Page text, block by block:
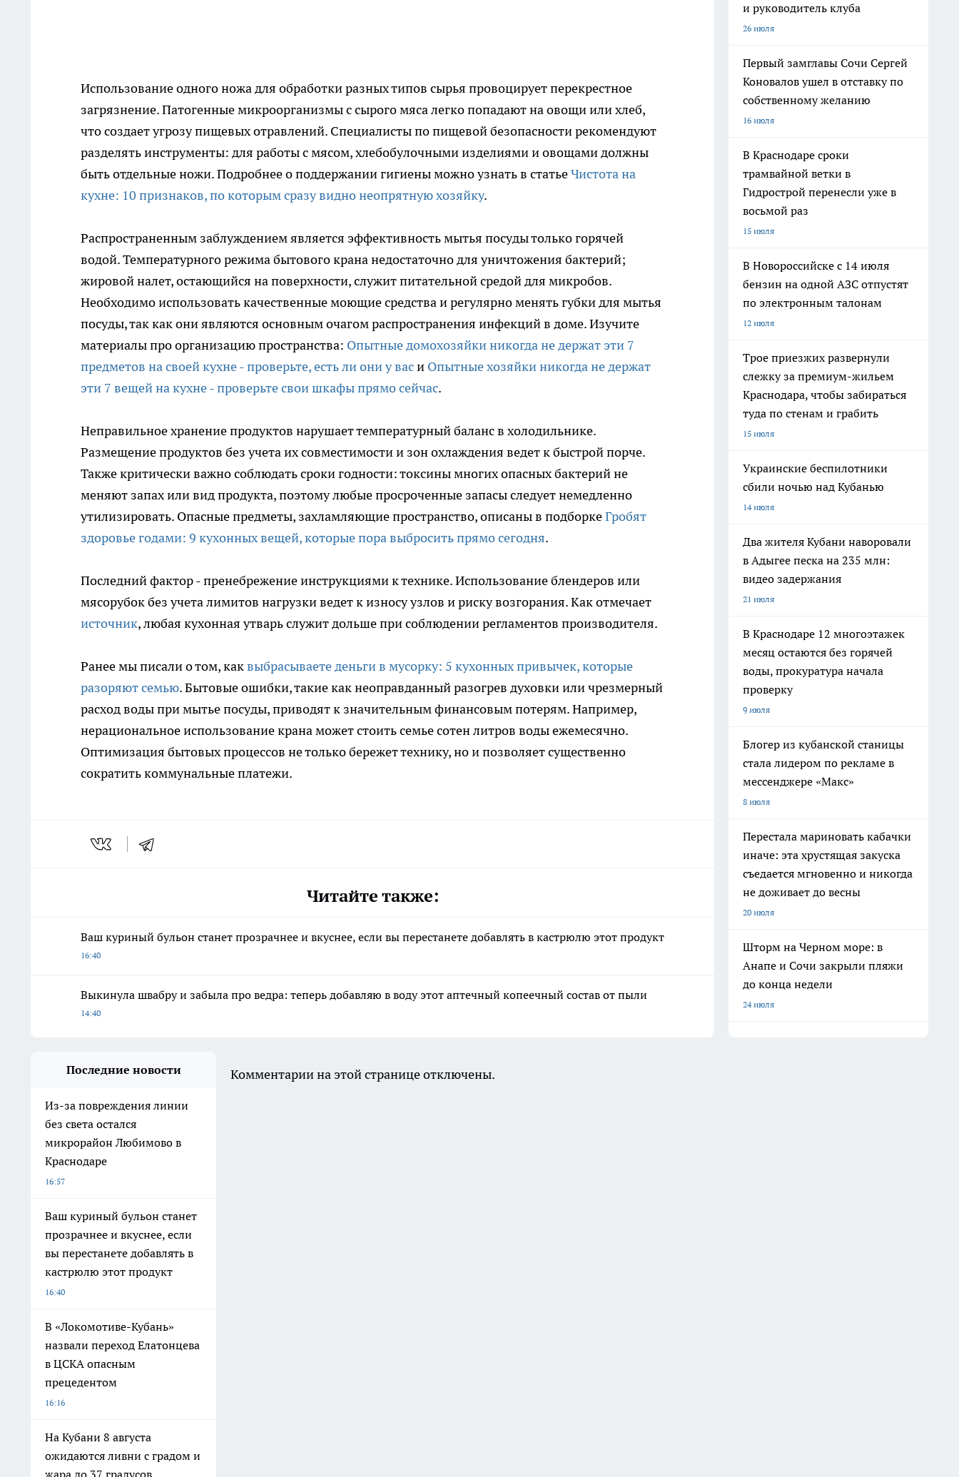
Использование одного ножа для обработки разных типов сырья провоцирует перекрестное
загрязнение. Патогенные микроорганизмы с сырого мяса легко попадают на овощи или хлеб,
что создает угрозу пищевых отравлений. Специалисты по пищевой безопасности рекомендуют
разделять инструменты: для работы с мясом, хлебобулочными изделиями и овощами должны
быть отдельные ножи. Подробнее о поддержании гигиены можно узнать в статьеЧистота на
кухне: 10 признаков, по которым сразу видно неопрятную хозяйку.
Распространенным заблуждением является эффективность мытья посуды только горячей
водой. Температурного режима бытового крана недостаточно для уничтожения бактерий;
жировой налет, остающийся на поверхности, служит питательной средой для микробов.
Необходимо использовать качественные моющие средства и регулярно менять губки для мытья
посуды, так как они являются основным очагом распространения инфекций в доме. Изучите
материалы про организацию пространства: Опытные домохозяйки никогда не держат эти 7
предметов на своей кухне - проверьте, есть ли они у васи Опытные хозяйки никогда не держат
эти 7 вещей на кухне - проверьте свои шкафы прямо сейчас.
Неправильное хранение продуктов нарушает температурный баланс в холодильнике.
Размещение продуктов без учета их совместимости и зон охлаждения ведет к быстрой порче.
Также критически важно соблюдать сроки годности: токсины многих опасных бактерий не
меняют запах или вид продукта, поэтому любые просроченные запасы следует немедленно
утилизировать. Опасные предметы, захламляющие пространство, описаны в подборкеГробят
здоровье годами: 9 кухонных вещей, которые пора выбросить прямо сегодня.
Последний фактор - пренебрежение инструкциями к технике. Использование блендеров или
мясорубок без учета лимитов нагрузки ведет к износу узлов и риску возгорания. Как отмечает
источник, любая кухонная утварь служит дольше при соблюдении регламентов производителя.
Ранее мы писали о том, каквыбрасываете деньги в мусорку: 5 кухонных привычек, которые
разоряют семью. Бытовые ошибки, такие как неоправданный разогрев духовки или чрезмерный
расход воды при мытье посуды, приводят к значительным финансовым потерям. Например,
нерациональное использование крана может стоить семье сотен литров воды ежемесячно.
Оптимизация бытовых процессов не только бережет технику, но и позволяет существенно
сократить коммунальные платежи.
Читайте также:
Ваш куриный бульон станет прозрачнее и вкуснее, если вы перестанете добавлять в кастрюлю этот продукт
16:40
Выкинула швабру и забыла про ведра: теперь добавляю в воду этот аптечный копеечный состав от пыли
14:40
и руководитель клуба
26 июля
Первый замглавы Сочи Сергей
Коновалов ушел в отставку по
собственному желанию
16 июля
В Краснодаре сроки
трамвайной ветки в
Гидрострой перенесли уже в
восьмой раз
15 июля
В Новороссийске с 14 июля
бензин на одной АЗС отпустят
по электронным талонам
12 июля
Трое приезжих развернули
слежку за премиум-жильем
Краснодара, чтобы забираться
туда по стенам и грабить
15 июля
Украинские беспилотники
сбили ночью над Кубанью
14 июля
Два жителя Кубани наворовали
в Адыгее песка на 235 млн:
видео задержания
21 июля
В Краснодаре 12 многоэтажек
месяц остаются без горячей
воды, прокуратура начала
проверку
9 июля
Блогер из кубанской станицы
стала лидером по рекламе в
мессенджере «Макс»
8 июля
Перестала мариновать кабачки
иначе: эта хрустящая закуска
съедается мгновенно и никогда
не доживает до весны
20 июля
Шторм на Черном море: в
Анапе и Сочи закрыли пляжи
до конца недели
24 июля
Последние новости
Из-за повреждения линии
без света остался
микрорайон Любимово в
Краснодаре
16:57
Ваш куриный бульон станет
прозрачнее и вкуснее, если
вы перестанете добавлять в
кастрюлю этот продукт
16:40
В «Локомотиве-Кубань»
назвали переход Елатонцева
в ЦСКА опасным
прецедентом
16:16
На Кубани 8 августа
ожидаются ливни с градом и
Комментарии на этой странице отключены.